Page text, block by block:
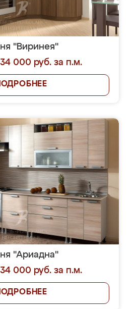
"Виринея"
000 руб. за п.м.
"Ариадна"
000 руб. за п.м.